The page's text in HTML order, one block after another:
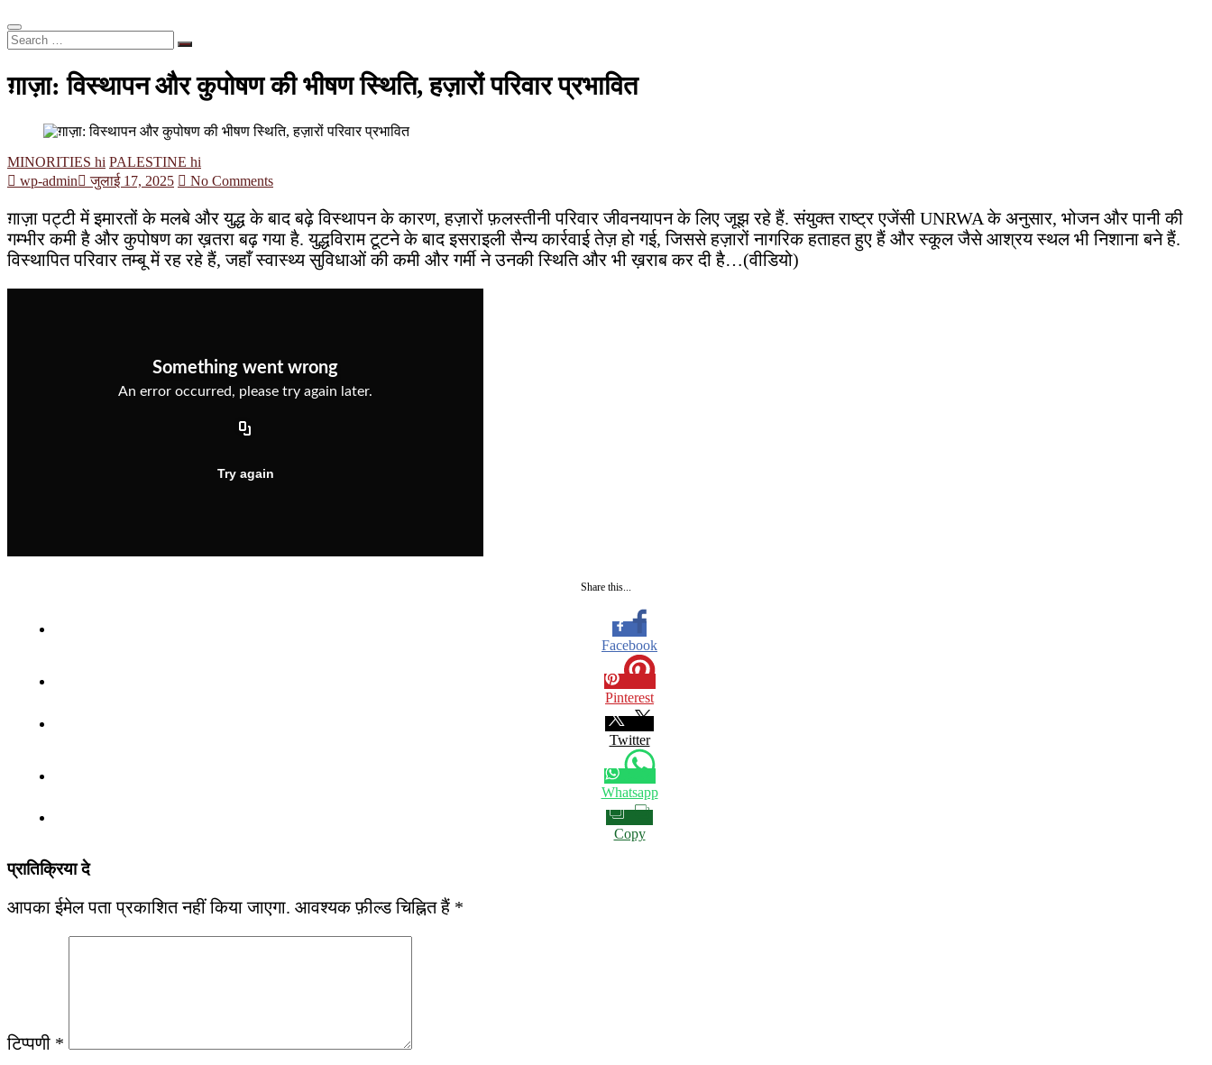
Search
…
ग़ाज़ा: विस्थापन और कुपोषण की भीषण स्थिति, हज़ारों परिवार प्रभावित
MINORITIES hi PALESTINE hi
wp-admin
जुलाई 17, 2025 No Comments
ग़ाज़ा पट्टी में इमारतों के मलबे और युद्ध के बाद बढ़े विस्थापन के कारण, हज़ारों फ़लस्तीनी परिवार जीवनयापन के लिए जूझ रहे हैं. संयुक्त राष्ट्र एजेंसी UNRWA के अनुसार, भोजन और पानी की
गम्भीर कमी है और कुपोषण का ख़तरा बढ़ गया है. युद्धविराम टूटने के बाद इसराइली सैन्य कार्रवाई तेज़ हो गई, जिससे हज़ारों नागरिक हताहत हुए हैं और स्कूल जैसे आश्रय स्थल भी निशाना बने हैं.
विस्थापित परिवार तम्बू में रह रहे हैं, जहाँ स्वास्थ्य सुविधाओं की कमी और गर्मी ने उनकी स्थिति और भी ख़राब कर दी है…(वीडियो)
Share this...
Facebook
Pinterest
Twitter
Whatsapp
Copy
प्रातिक्रिया दे
आपका ईमेल पता प्रकाशित नहीं किया जाएगा. आवश्यक फ़ील्ड चिह्नित हैं *
टिप्पणी *